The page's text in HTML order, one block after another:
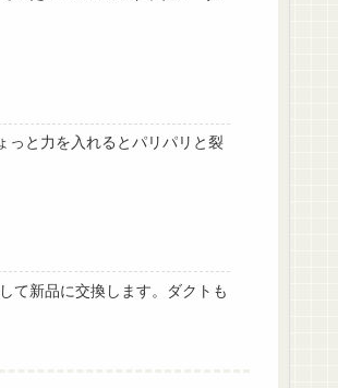
っと力を入れるとパリパリと裂
て新品に交換します。ダクトも